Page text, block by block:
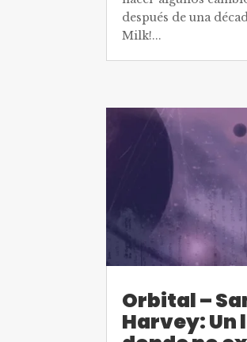
después de una
Milk!...
Orbital –
Harvey: Un